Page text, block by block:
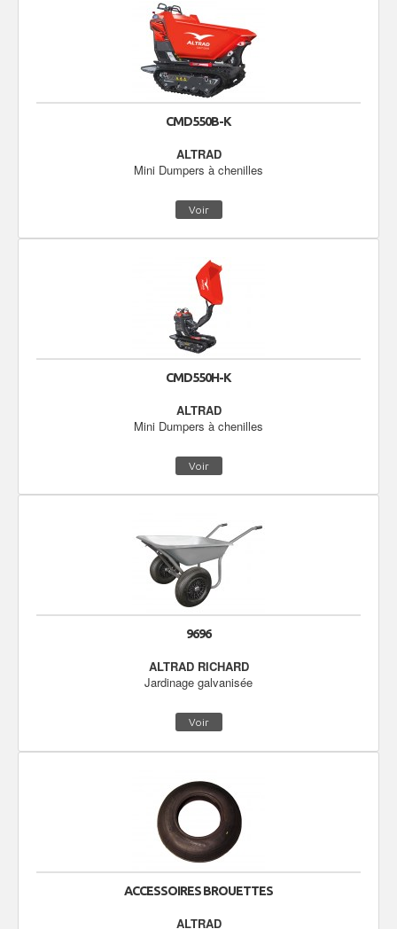
CMD550B-K
ALTRAD
Mini Dumpers à chenilles
Voir
CMD550H-K
ALTRAD
Mini Dumpers à chenilles
Voir
9696
ALTRAD RICHARD
Jardinage galvanisée
Voir
ACCESSOIRES BROUETTES
ALTRAD